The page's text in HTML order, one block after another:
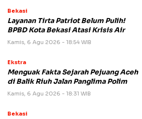
Bekasi
Layanan Tirta Patriot Belum Pulih!
BPBD Kota Bekasi Atasi Krisis Air
Kamis, 6 Agu 2026 - 18:54 WIB
Ekstra
Menguak Fakta Sejarah Pejuang Aceh
di Balik Riuh Jalan Panglima Polim
Kamis, 6 Agu 2026 - 18:31 WIB
Bekasi